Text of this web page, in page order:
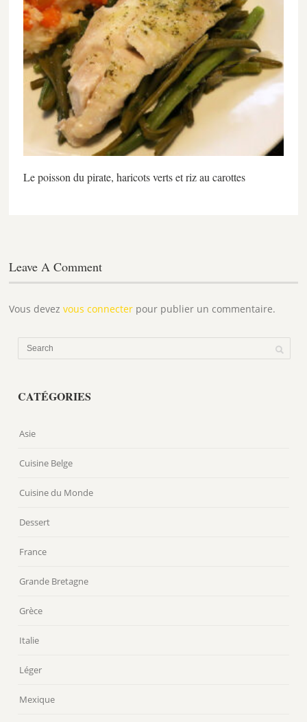
Le poisson du pirate, haricots verts et riz au carottes
Leave A Comment
Vous devezvous connecter pour publier un commentaire.
CATÉGORIES
Asie
Cuisine Belge
Cuisine du Monde
Dessert
France
Grande Bretagne
Grèce
Italie
Léger
Mexique